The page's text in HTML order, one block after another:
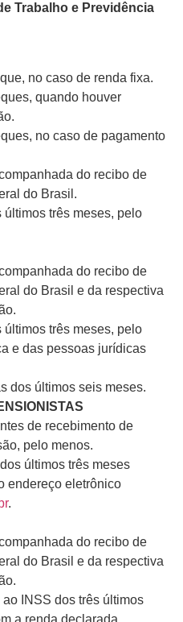
Trabalho e Previdência
no caso de renda fixa.
quando houver
no caso de pagamento
do recibo de
do Brasil.
últimos três meses, pelo
do recibo de
do Brasil e da respectiva
últimos três meses, pelo
e das pessoas jurídicas
dos últimos seis meses.
de recebimento de
pelo menos.
últimos três meses
endereço eletrônico
.
do recibo de
do Brasil e da respectiva
INSS dos três últimos
a renda declarada.